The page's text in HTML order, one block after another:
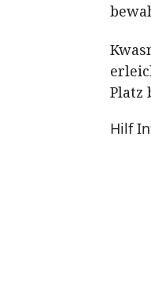
Platz
Hilf